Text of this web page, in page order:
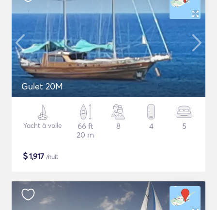
Gulet 20M
Yacht à voile
66 ft
20 m
8 4 5
$1,917 /nuit